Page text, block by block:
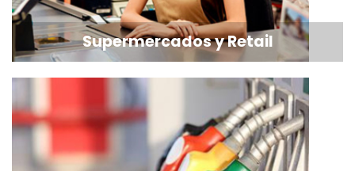
Supermercados y Retail